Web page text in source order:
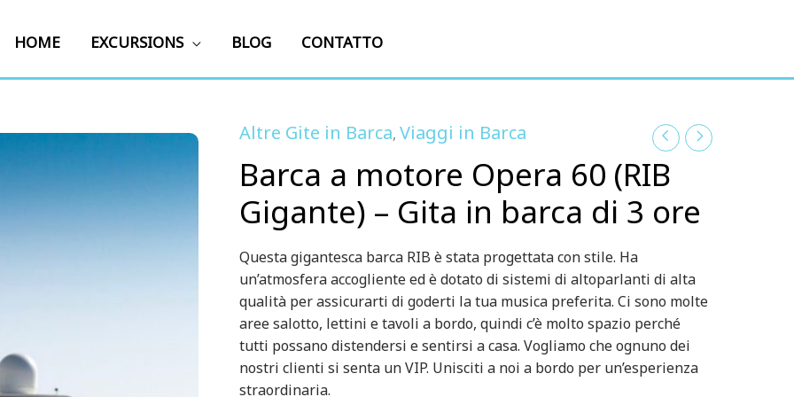
HOME EXCURSIONS BLOG CONTATTO
Altre Gite in Barca,Viaggi in Barca
Barca a motore Opera 60 (RIB
Gigante) – Gita in barca di 3 ore
Questa gigantesca barca RIB è stata progettata con stile. Ha
un’atmosfera accogliente ed è dotato di sistemi di altoparlanti di alta
qualità per assicurarti di goderti la tua musica preferita. Ci sono molte
aree salotto, lettini e tavoli a bordo, quindi c’è molto spazio perché
tutti possano distendersi e sentirsi a casa. Vogliamo che ognuno dei
nostri clienti si senta un VIP. Unisciti a noi a bordo per un’esperienza
straordinaria.